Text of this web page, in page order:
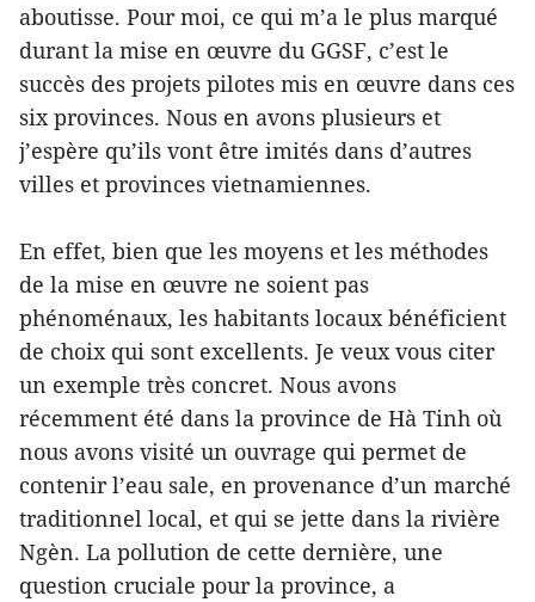
aboutisse. Pour moi, ce qui m’a le plus marqué
durant la mise en œuvre du GGSF, c’est le
succès des projets pilotes mis en œuvre dans ces
six provinces. Nous en avons plusieurs et
j’espère qu’ils vont être imités dans d’autres
villes et provinces vietnamiennes.
En effet, bien que les moyens et les méthodes
de la mise en œuvre ne soient pas
phénoménaux, les habitants locaux bénéficient
de choix qui sont excellents. Je veux vous citer
un exemple très concret. Nous avons
récemment été dans la province de Hà Tinh où
nous avons visité un ouvrage qui permet de
contenir l’eau sale, en provenance d’un marché
traditionnel local, et qui se jette dans la rivière
Ngèn. La pollution de cette dernière, une
question cruciale pour la province, a